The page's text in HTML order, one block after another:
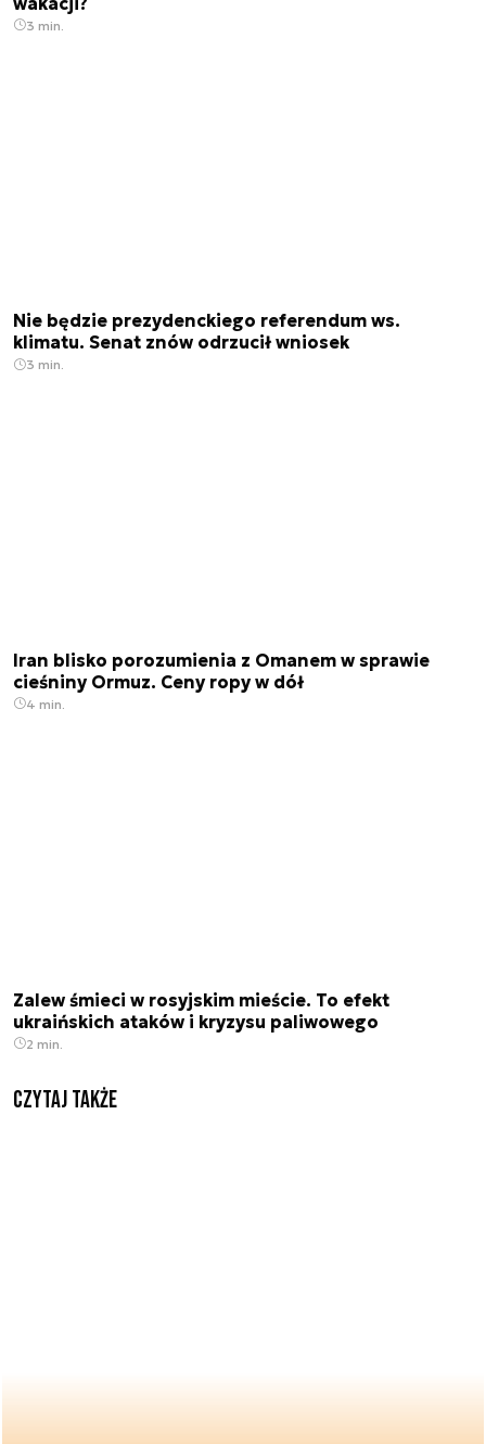
3 min.
Nie będzie prezydenckiego referendum ws.
klimatu. Senat znów odrzucił wniosek
3 min.
Iran blisko porozumienia z Omanem w sprawie
cieśniny Ormuz. Ceny ropy w dół
4 min.
Zalew śmieci w rosyjskim mieście. To efekt
ukraińskich ataków i kryzysu paliwowego
2 min.
Czytaj także